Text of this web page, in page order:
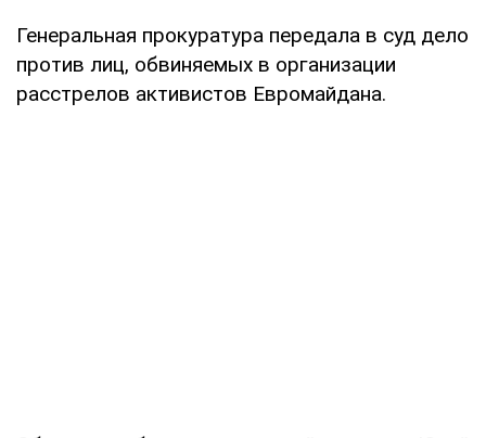
Генеральная прокуратура передала в суд дело
против лиц, обвиняемых в организации
расстрелов активистов Евромайдана.